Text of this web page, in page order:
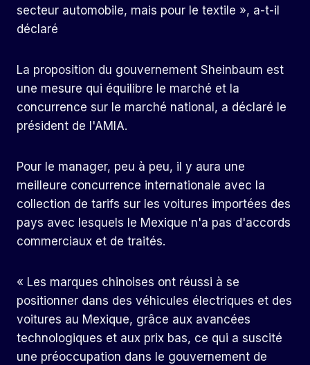
secteur automobile, mais pour le textile », a-t-il
déclaré
La proposition du gouvernement Sheinbaum est
une mesure qui équilibre le marché et la
concurrence sur le marché national, a déclaré le
président de l'AMIA.
Pour le manager, peu à peu, il y aura une
meilleure concurrence internationale avec la
collection de tarifs sur les voitures importées des
pays avec lesquels le Mexique n'a pas d'accords
commerciaux et de traités.
« Les marques chinoises ont réussi à se
positionner dans des véhicules électriques et des
voitures au Mexique, grâce aux avancées
technologiques et aux prix bas, ce qui a suscité
une préoccupation dans le gouvernement de